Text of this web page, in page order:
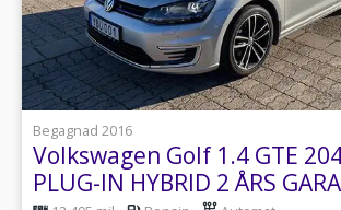
1
Begagnad 2016
Volkswagen Golf 1.4 GTE
PLUG-IN HYBRID 2 ÅRS